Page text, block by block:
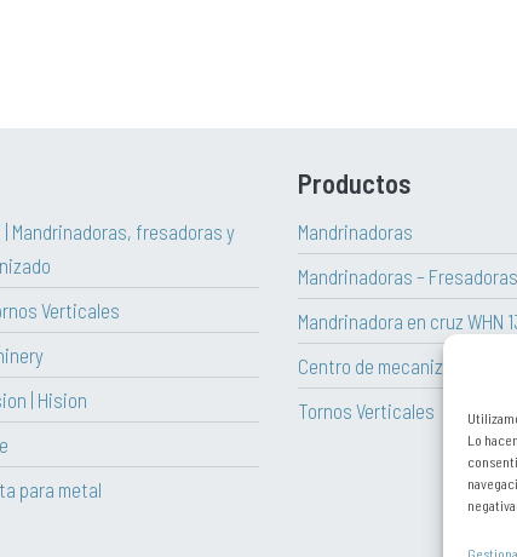
Lo
Mandrinadoras, fresadoras y
Verticales
| Hision
para metal
Productos
Mandrinadoras
Mandrinadoras –
Mandrinadora en cruz WHN
Centro de mecanizado
Tornos Verticales